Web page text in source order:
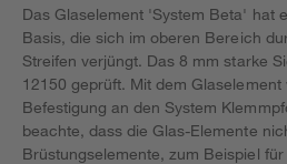
Das Glaselement 'System Beta' hat
Basis, die sich im oberen Bereich
Streifen verjüngt. Das 8 mm starke
12150 geprüft. Mit dem
Befestigung an den System
beachte, dass die Glas-Elemente
Brüstungselemente, zum Beispiel